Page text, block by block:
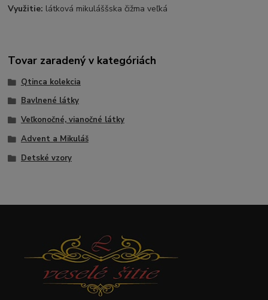
Využitie: látková mikuláššska čižma veľká
Tovar zaradený v kategóriách
Qtinca kolekcia
Bavlnené látky
Veľkonočné, vianočné látky
Advent a Mikuláš
Detské vzory